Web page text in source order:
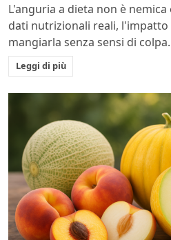
L'anguria a dieta non è
dati nutrizionali reali,
mangiarla senza sensi di colpa.
Leggi di più